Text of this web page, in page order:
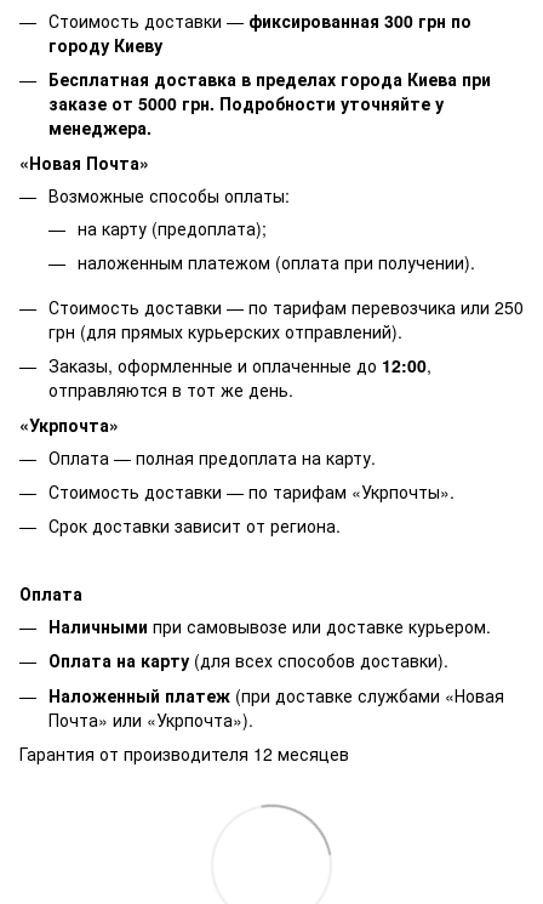
Стоимость доставки — фиксированная 300 грн по
городу Киеву
Бесплатная доставка в пределах города Киева при
заказе от 5000 грн. Подробности уточняйте у
менеджера.
«Новая Почта»
Возможные способы оплаты:
на карту (предоплата);
наложенным платежом (оплата при получении).
Стоимость доставки — по тарифам перевозчика или 250
грн (для прямых курьерских отправлений).
Заказы, оформленные и оплаченные до 12:00,
отправляются в тот же день.
«Укрпочта»
Оплата — полная предоплата на карту.
Стоимость доставки — по тарифам «Укрпочты».
Срок доставки зависит от региона.
Оплата
Наличными при самовывозе или доставке курьером.
Оплата на карту (для всех способов доставки).
Наложенный платеж (при доставке службами «Новая
Почта» или «Укрпочта»).
Гарантия от производителя 12 месяцев